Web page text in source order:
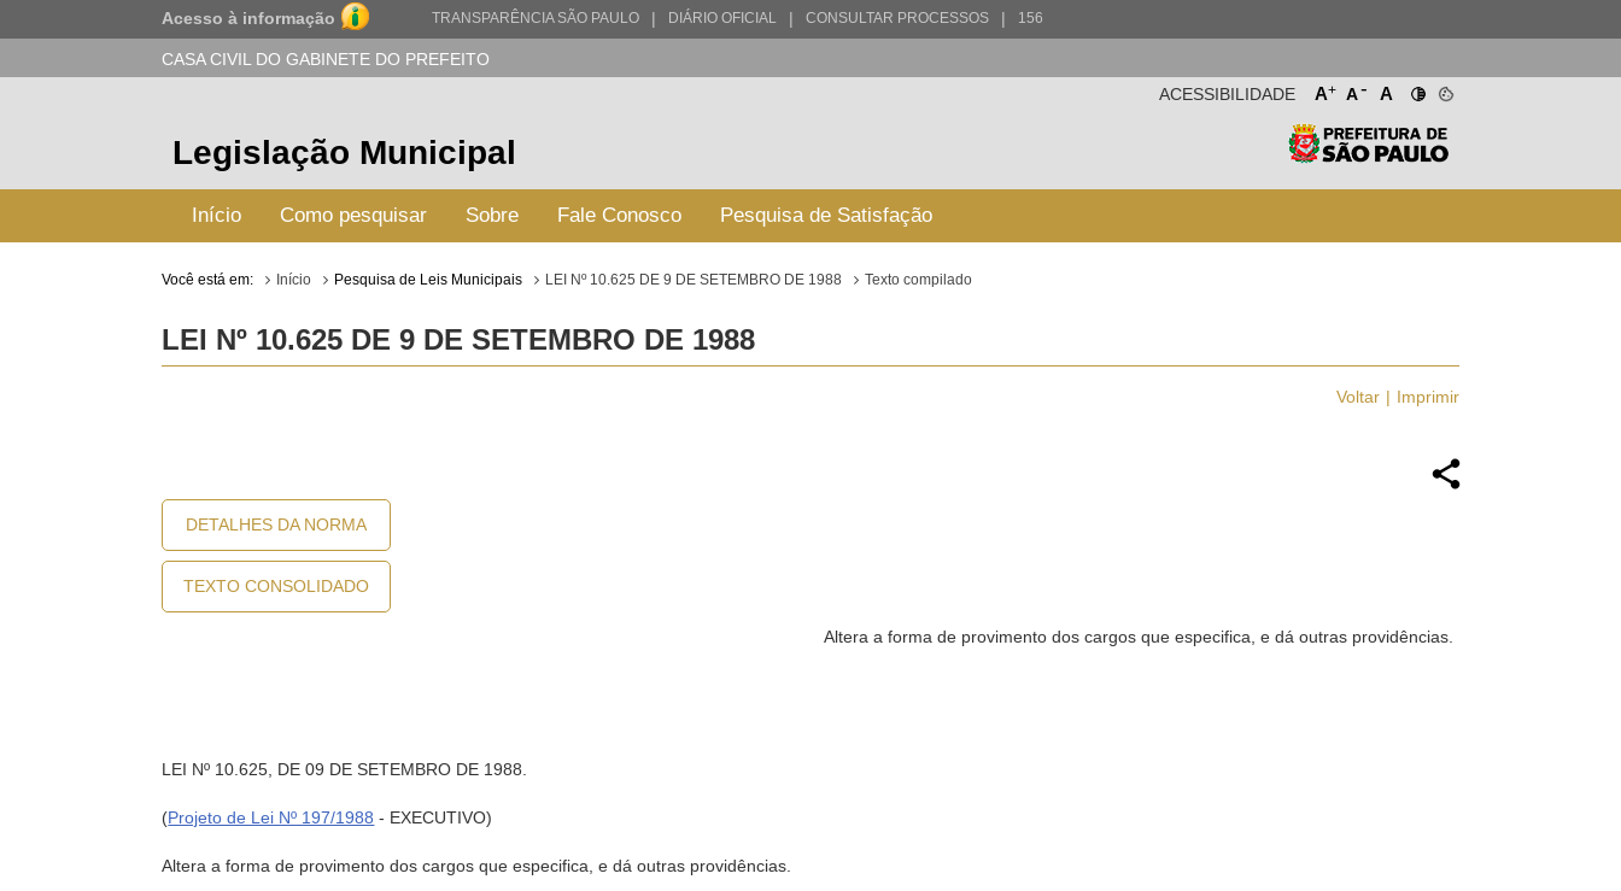
Acesso à informação TRANSPARÊNCIA SÃO PAULO | DIÁRIO OFICIAL | CONSULTAR PROCESSOS | 156
CASA CIVIL DO GABINETE DO PREFEITO
A+ A- A
ACESSIBILIDADE
Legislação Municipal
Início Como pesquisar Sobre Fale Conosco Pesquisa de Satisfação
Você está em: Início Pesquisa de Leis Municipais LEI Nº 10.625 DE 9 DE SETEMBRO DE 1988 Texto compilado
LEI Nº 10.625 DE 9 DE SETEMBRO DE 1988
Voltar Imprimir
DETALHES DA NORMA
TEXTO CONSOLIDADO
Altera a forma de provimento dos cargos que especifica, e dá outras providências.
LEI Nº 10.625, DE 09 DE SETEMBRO DE 1988.
(Projeto de Lei Nº 197/1988 - EXECUTIVO)
Altera a forma de provimento dos cargos que especifica, e dá outras providências.